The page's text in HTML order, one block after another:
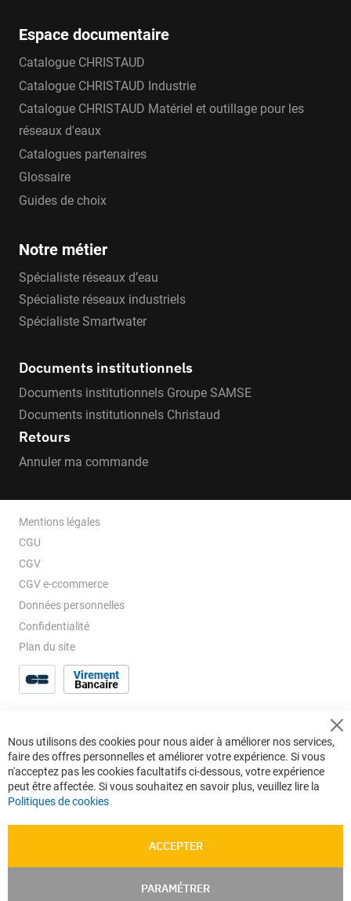
Espace documentaire
Catalogue CHRISTAUD
Catalogue CHRISTAUD Industrie
Catalogue CHRISTAUD Matériel et outillage pour les
réseaux d'eaux
Catalogues partenaires
Glossaire
Guides de choix
Notre métier
Spécialiste réseaux d’eau
Spécialiste réseaux industriels
Spécialiste Smartwater
Documents institutionnels
Documents institutionnels Groupe SAMSE
Documents institutionnels Christaud
Retours
Annuler ma commande
Mentions légales
CGU
CGV
CGV e-ccommerce
Données personnelles
Confidentialité
Plan du site
Nous utilisons des cookies pour nous aider à améliorer nos services,
faire des offres personnelles et améliorer votre expérience. Si vous
n'acceptez pas les cookies facultatifs ci-dessous, votre expérience
peut être affectée. Si vous souhaitez en savoir plus, veuillez lire la
Politiques de cookies
ACCEPTER
PARAMÉTRER